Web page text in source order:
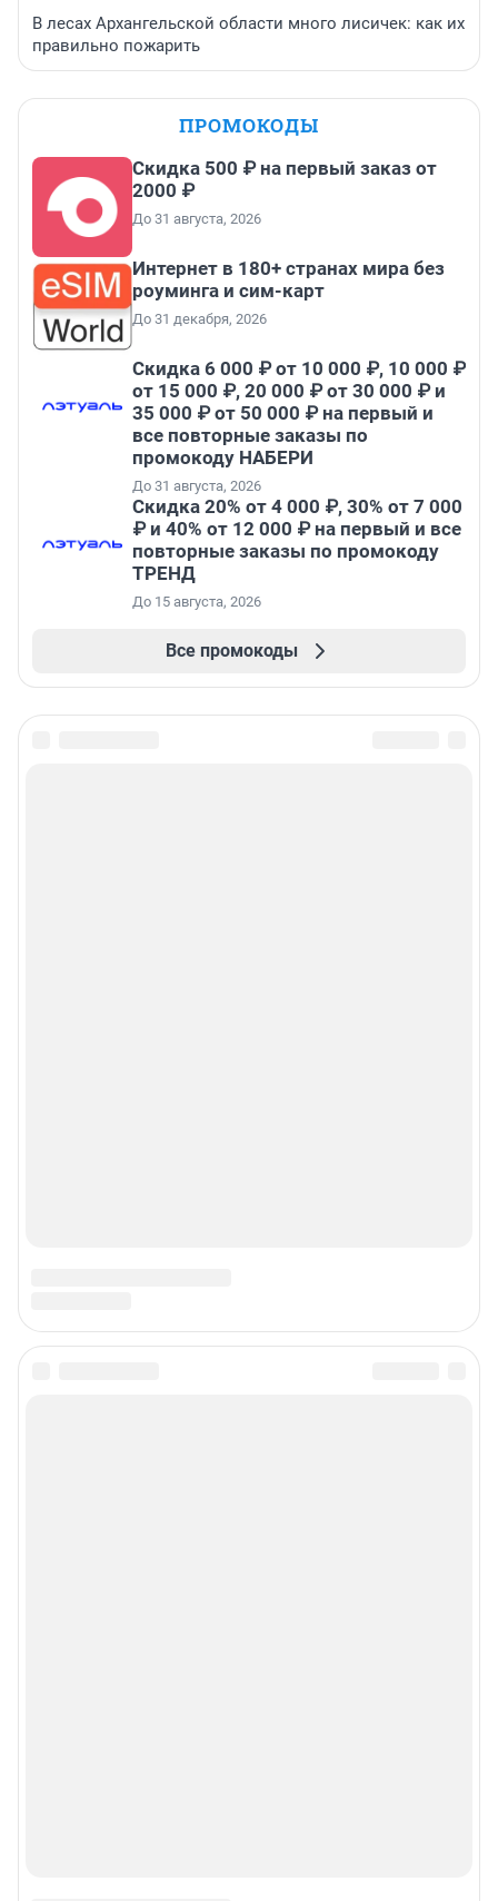
В лесах Архангельской области много лисичек: как их
правильно пожарить
ПРОМОКОДЫ
Скидка 500 ₽ на первый заказ от
2000 ₽
До 31 августа, 2026
Интернет в 180+ странах мира без
роуминга и сим-карт
До 31 декабря, 2026
Скидка 6 000 ₽ от 10 000 ₽, 10 000 ₽
от 15 000 ₽, 20 000 ₽ от 30 000 ₽ и
35 000 ₽ от 50 000 ₽ на первый и
все повторные заказы по
промокоду НАБЕРИ
До 31 августа, 2026
Скидка 20% от 4 000 ₽, 30% от 7 000
₽ и 40% от 12 000 ₽ на первый и все
повторные заказы по промокоду
ТРЕНД
До 15 августа, 2026
Все промокоды